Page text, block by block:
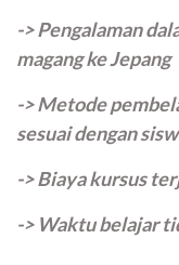
-> Pengalaman
magang ke Jepang
-> Metode
sesuai dengan
-> Biaya kursus
-> Waktu belajar